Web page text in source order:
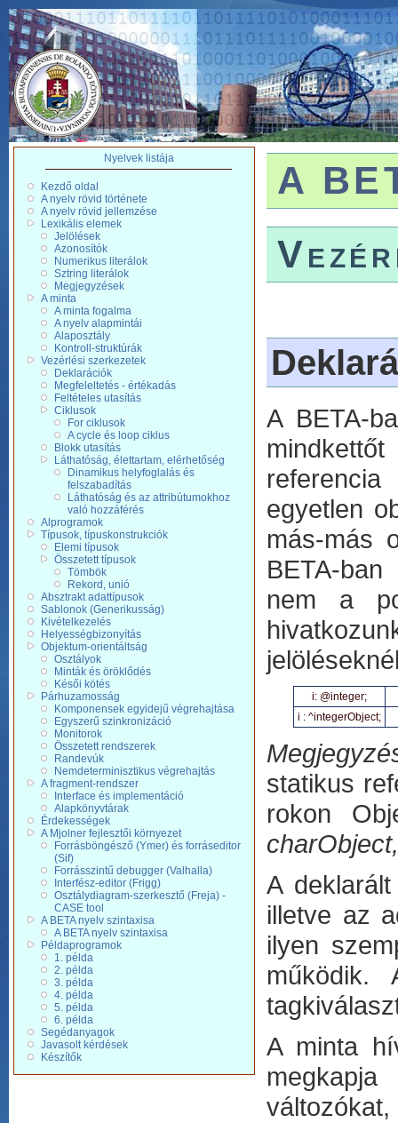
Nyelvek listája
Kezdő oldal
A nyelv rövid története
A nyelv rövid jellemzése
Lexikális elemek
Jelölések
Azonosítók
Numerikus literálok
Sztring literálok
Megjegyzések
A minta
A minta fogalma
A nyelv alapmintái
Alaposztály
Kontroll-struktúrák
Vezérlési szerkezetek
Deklarációk
Megfeleltetés - értékadás
Feltételes utasítás
Ciklusok
For ciklusok
A cycle és loop ciklus
Blokk utasítás
Láthatóság, élettartam, elérhetőség
Dinamikus helyfoglalás és
felszabadítás
Láthatóság és az attribútumokhoz
való hozzáférés
Alprogramok
Típusok, típuskonstrukciók
Elemi típusok
Összetett típusok
Tömbök
Rekord, unió
Absztrakt adattípusok
Sablonok (Generikusság)
Kivételkezelés
Helyességbizonyítás
Objektum-orientáltság
Osztályok
Minták és öröklődés
Késői kötés
Párhuzamosság
Komponensek egyidejű végrehajtása
Egyszerű szinkronizáció
Monitorok
Összetett rendszerek
Randevúk
Nemdeterminisztikus végrehajtás
A fragment-rendszer
Interface és implementáció
Alapkönyvtárak
Érdekességek
A Mjolner fejlesztői környezet
Forrásböngésző (Ymer) és forráseditor
(Sif)
Forrásszintű debugger (Valhalla)
Interfész-editor (Frigg)
Osztálydiagram-szerkesztő (Freja) -
CASE tool
A BETA nyelv szintaxisa
A BETA nyelv szintaxisa
Példaprogramok
1. példa
2. példa
3. példa
4. példa
5. példa
6. példa
Segédanyagok
Javasolt kérdések
Készítők
A
A BETA-
egyetlen
más-más
BETA-
nem a
i: @integer;
i : ^integerObject;
statikus
rokon
A
illetve az
ilyen
A minta
változókat,